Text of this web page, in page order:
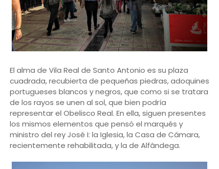
El alma de Vila Real de Santo Antonio es su plaza
cuadrada, recubierta de pequeñas piedras, adoquines
portugueses blancos y negros, que como si se tratara
de los rayos se unen al sol, que bien podría
representar el Obelisco Real. En ella, siguen presentes
los mismos elementos que pensó el marqués y
ministro del rey José I: la Iglesia, la Casa de Cámara,
recientemente rehabilitada, y la de Alfândega.